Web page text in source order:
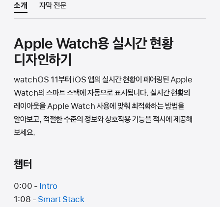
소개 자막 전문
Apple Watch용 실시간 현황
디자인하기
watchOS 11부터 iOS 앱의 실시간 현황이 페어링된 Apple
Watch의 스마트 스택에 자동으로 표시됩니다. 실시간 현황의
레이아웃을 Apple Watch 사용에 맞춰 최적화하는 방법을
알아보고, 적절한 수준의 정보와 상호작용 기능을 적시에 제공해
보세요.
챕터
0:00 - Intro
1:08 - Smart Stack